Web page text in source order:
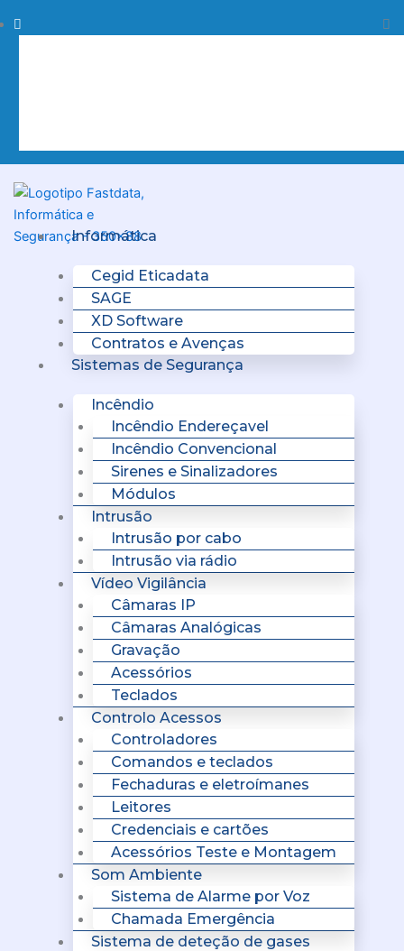
to
Procurar
Informática
Cegid Eticadata
SAGE
XD Software
Contratos e Avenças
Sistemas de Segurança
Incêndio
Incêndio Endereçavel
Incêndio Convencional
Sirenes e Sinalizadores
Módulos
Intrusão
Intrusão por cabo
Intrusão via rádio
Vídeo Vigilância
Câmaras IP
Câmaras Analógicas
Gravação
Acessórios
Teclados
Controlo Acessos
Controladores
Comandos e teclados
Fechaduras e eletroímanes
Leitores
Credenciais e cartões
Acessórios Teste e Montagem
Som Ambiente
Sistema de Alarme por Voz
Chamada Emergência
Sistema de deteção de gases
Menu